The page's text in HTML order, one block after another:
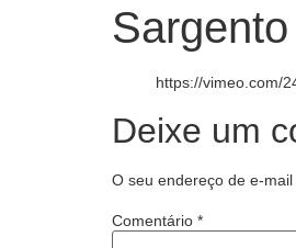
https://vimeo.com/
Deixe um
O seu endereço de e-
Comentário *